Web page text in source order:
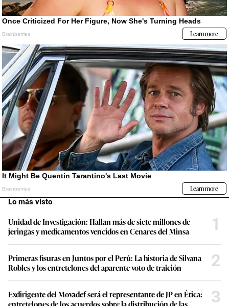
Lo más visto
Unidad de Investigación: Hallan más de siete millones de
jeringas y medicamentos vencidos en Cenares del Minsa
1
Primeras fisuras en Juntos por el Perú: La historia de Silvana
Robles y los entretelones del aparente voto de traición
2
Exdirigente del Movadef será el representante de JP en Ética:
entretelones de los acuerdos sobre la distribución de las
3